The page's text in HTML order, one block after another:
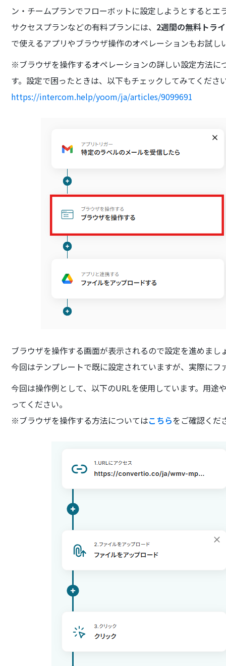
ン・チームプランでフローボットに設定しようとすると
サクセスプランなどの有料プランには、 2週間の無料トラ
で使えるアプリやブラウザ操作のオペレーションもお試
※ブラウザを操作するオペレーションの詳しい設定方法
す。設定で困ったときは、以下もチェックしてみてくださ
https://intercom.help/yoom/ja/articles/9099691
ブラウザを操作する画面が表示されるので設定を進めまし
今回はテンプレートで既に設定されていますが、実際に
今回は操作例として、以下のURLを使用しています。用
ってください。
※ブラウザを操作する方法についてはこちらをご確認くだ